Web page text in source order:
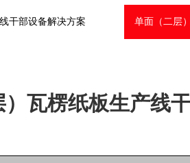
干部设备解决方案 单面（二层
瓦楞纸板生产线